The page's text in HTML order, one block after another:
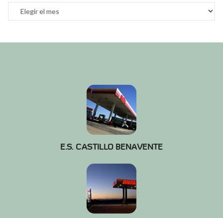
Archivos
E.S. CASTILLO BENAVENTE